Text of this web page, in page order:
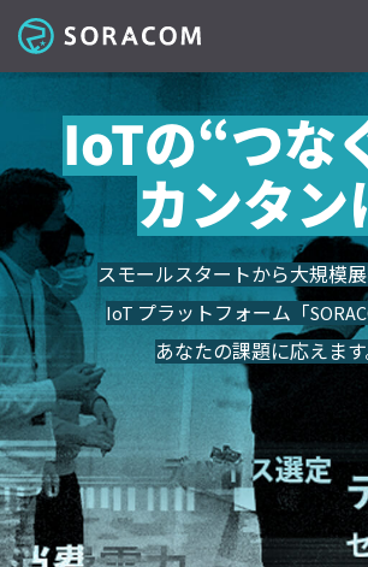
製品
事例
料金
ドキュメント
導入支援
IoTストア
最新情報
IoTの“つな
カンタン
スモールスタートから大規模展
IoT プラットフォーム「
あなたの課題に応え ます